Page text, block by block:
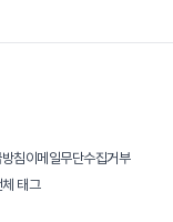
침이메일무단수집거부
체 태그